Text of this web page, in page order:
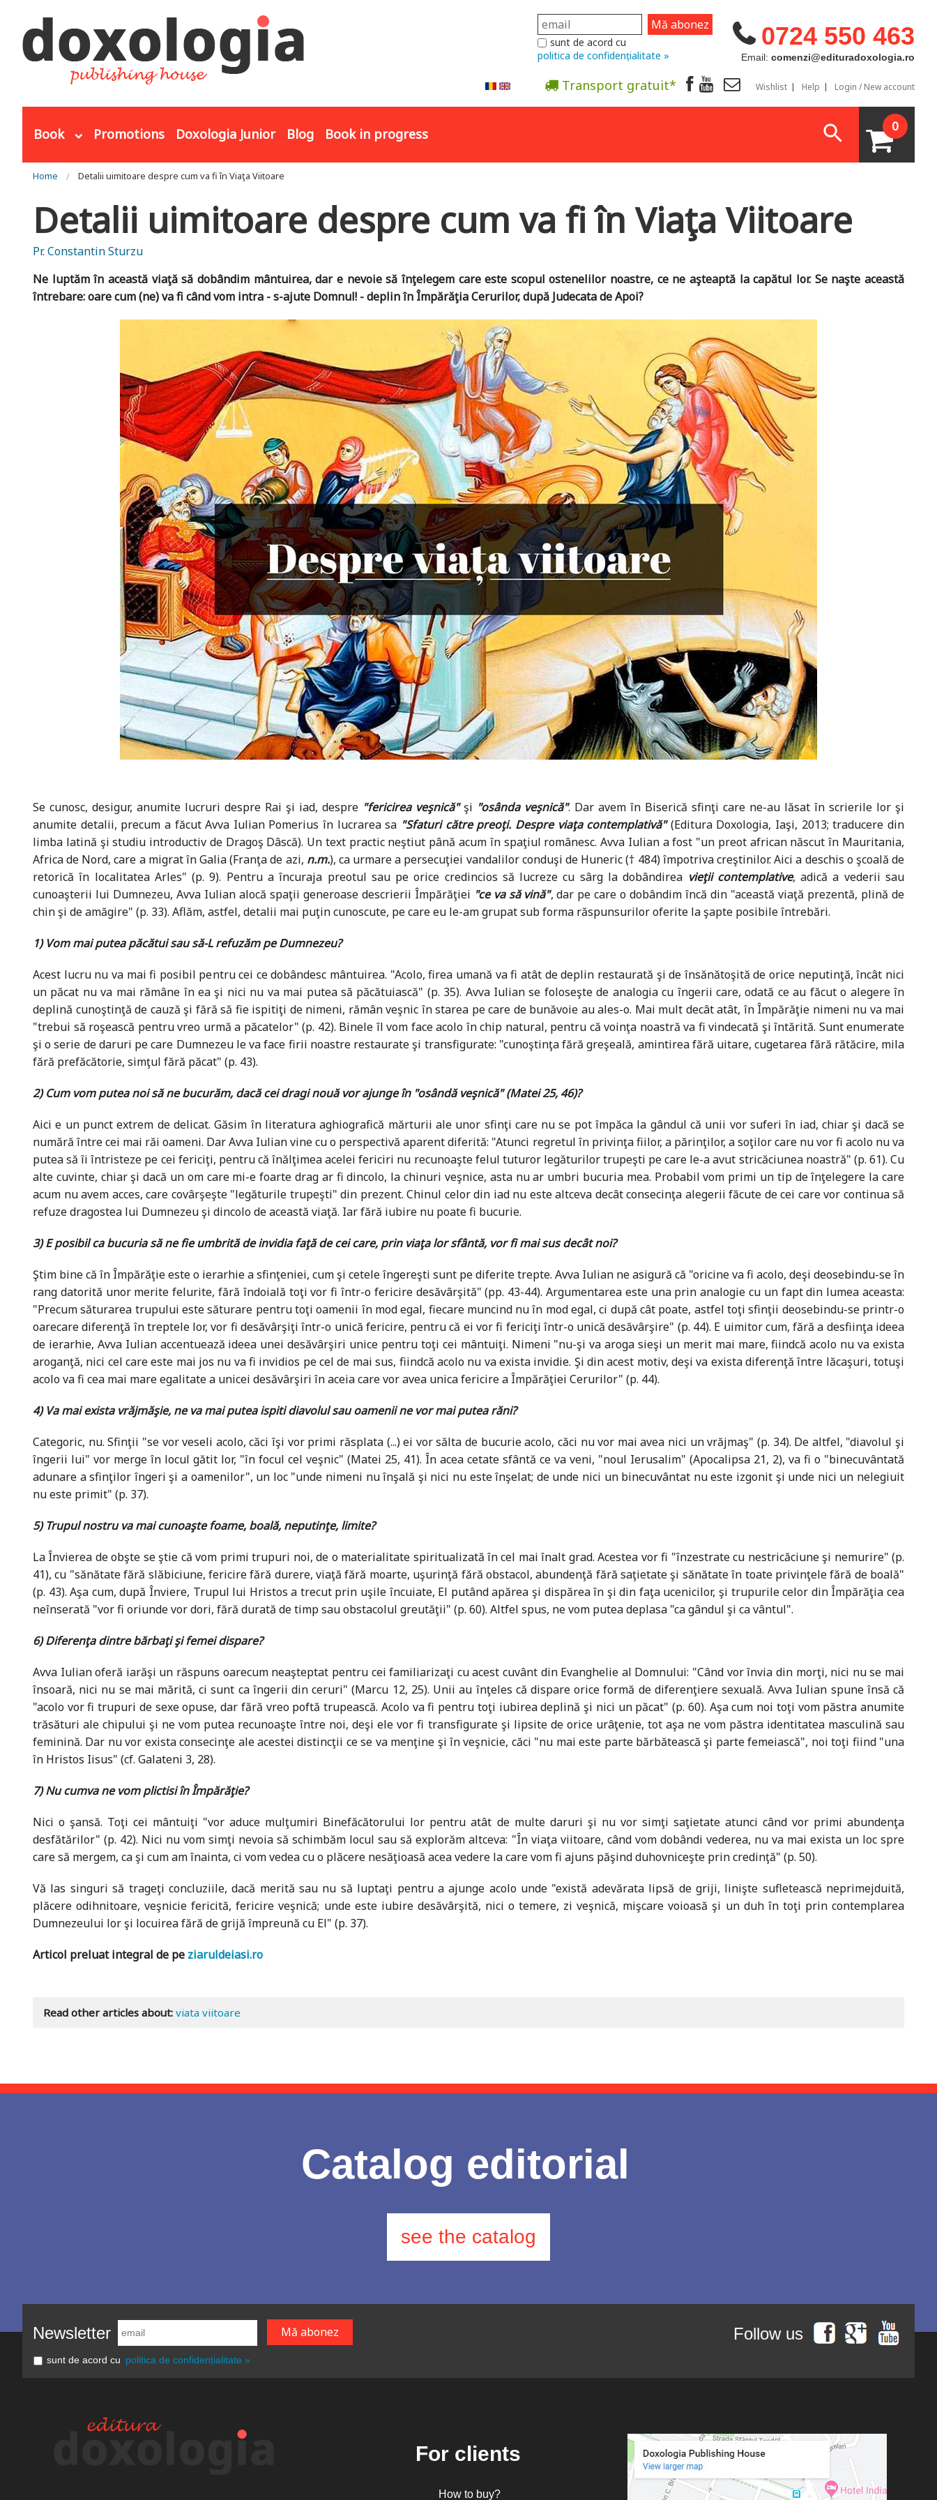
0724 550 463
Email: comenzi@edituradoxologia.ro
sunt de acord cu
politica de confidențialitate »
Transport gratuit* Wishlist Help Login / New account
Book Promotions Doxologia Junior Blog Book in progress 0
You are here
Home Detalii uimitoare despre cum va fi în Viaţa Viitoare
Detalii uimitoare despre cum va fi în Viaţa Viitoare
Pr. Constantin Sturzu
Ne luptăm în această viaţă să dobândim mântuirea, dar e nevoie să înţelegem care este scopul ostenelilor noastre, ce ne aşteaptă la capătul lor. Se naşte această
întrebare: oare cum (ne) va fi când vom intra - s-ajute Domnul! - deplin în Împărăţia Cerurilor, după Judecata de Apoi?
Se cunosc, desigur, anumite lucruri despre Rai şi iad, despre "fericirea veşnică"şi "osânda veşnică". Dar avem în Biserică sfinţi care ne-au lăsat în scrierile lor şi
anumite detalii, precum a făcut Avva Iulian Pomerius în lucrarea sa "Sfaturi către preoţi. Despre viaţa contemplativă"(Editura Doxologia, Iaşi, 2013; traducere din
limba latină şi studiu introductiv de Dragoş Dâscă). Un text practic neştiut până acum în spaţiul românesc. Avva Iulian a fost "un preot african născut în Mauritania,
Africa de Nord, care a migrat în Galia (Franţa de azi, n.m.), ca urmare a persecuţiei vandalilor conduşi de Huneric († 484) împotriva creştinilor. Aici a deschis o şcoală de
retorică în localitatea Arles" (p. 9). Pentru a încuraja preotul sau pe orice credincios să lucreze cu sârg la dobândirea vieţii contemplative, adică a vederii sau
cunoaşterii lui Dumnezeu, Avva Iulian alocă spaţii generoase descrierii Împărăţiei "ce va să vină", dar pe care o dobândim încă din "această viaţă prezentă, plină de
chin şi de amăgire" (p. 33). Aflăm, astfel, detalii mai puţin cunoscute, pe care eu le-am grupat sub forma răspunsurilor oferite la şapte posibile întrebări.
1) Vom mai putea păcătui sau să-L refuzăm pe Dumnezeu?
Acest lucru nu va mai fi posibil pentru cei ce dobândesc mântuirea. "Acolo, firea umană va fi atât de deplin restaurată şi de însănătoşită de orice neputinţă, încât nici
un păcat nu va mai rămâne în ea şi nici nu va mai putea să păcătuiască" (p. 35). Avva Iulian se foloseşte de analogia cu îngerii care, odată ce au făcut o alegere în
deplină cunoştinţă de cauză şi fără să fie ispitiţi de nimeni, rămân veşnic în starea pe care de bunăvoie au ales-o. Mai mult decât atât, în Împărăţie nimeni nu va mai
"trebui să roşească pentru vreo urmă a păcatelor" (p. 42). Binele îl vom face acolo în chip natural, pentru că voinţa noastră va fi vindecată şi întărită. Sunt enumerate
şi o serie de daruri pe care Dumnezeu le va face firii noastre restaurate şi transfigurate: "cunoştinţa fără greşeală, amintirea fără uitare, cugetarea fără rătăcire, mila
fără prefăcătorie, simţul fără păcat" (p. 43).
2) Cum vom putea noi să ne bucurăm, dacă cei dragi nouă vor ajunge în "osândă veşnică" (Matei 25, 46)?
Aici e un punct extrem de delicat. Găsim în literatura aghiografică mărturii ale unor sfinţi care nu se pot împăca la gândul că unii vor suferi în iad, chiar şi dacă se
numără între cei mai răi oameni. Dar Avva Iulian vine cu o perspectivă aparent diferită: "Atunci regretul în privinţa fiilor, a părinţilor, a soţilor care nu vor fi acolo nu va
putea să îi întristeze pe cei fericiţi, pentru că înălţimea acelei fericiri nu recunoaşte felul tuturor legăturilor trupeşti pe care le-a avut stricăciunea noastră" (p. 61). Cu
alte cuvinte, chiar şi dacă un om care mi-e foarte drag ar fi dincolo, la chinuri veşnice, asta nu ar umbri bucuria mea. Probabil vom primi un tip de înţelegere la care
acum nu avem acces, care covârşeşte "legăturile trupeşti" din prezent. Chinul celor din iad nu este altceva decât consecinţa alegerii făcute de cei care vor continua să
refuze dragostea lui Dumnezeu şi dincolo de această viaţă. Iar fără iubire nu poate fi bucurie.
3) E posibil ca bucuria să ne fie umbrită de invidia faţă de cei care, prin viaţa lor sfântă, vor fi mai sus decât noi?
Ştim bine că în Împărăţie este o ierarhie a sfinţeniei, cum şi cetele îngereşti sunt pe diferite trepte. Avva Iulian ne asigură că "oricine va fi acolo, deşi deosebindu-se în
rang datorită unor merite felurite, fără îndoială toţi vor fi într-o fericire desăvârşită" (pp. 43-44). Argumentarea este una prin analogie cu un fapt din lumea aceasta:
"Precum săturarea trupului este săturare pentru toţi oamenii în mod egal, fiecare muncind nu în mod egal, ci după cât poate, astfel toţi sfinţii deosebindu-se printr-o
oarecare diferenţă în treptele lor, vor fi desăvârşiţi într-o unică fericire, pentru că ei vor fi fericiţi într-o unică desăvârşire" (p. 44). E uimitor cum, fără a desfiinţa ideea
de ierarhie, Avva Iulian accentuează ideea unei desăvârşiri unice pentru toţi cei mântuiţi. Nimeni "nu-şi va aroga sieşi un merit mai mare, fiindcă acolo nu va exista
aroganţă, nici cel care este mai jos nu va fi invidios pe cel de mai sus, fiindcă acolo nu va exista invidie. Şi din acest motiv, deşi va exista diferenţă între lăcaşuri, totuşi
acolo va fi cea mai mare egalitate a unicei desăvârşiri în aceia care vor avea unica fericire a Împărăţiei Cerurilor" (p. 44).
4) Va mai exista vrăjmăşie, ne va mai putea ispiti diavolul sau oamenii ne vor mai putea răni?
Categoric, nu. Sfinţii "se vor veseli acolo, căci îşi vor primi răsplata (...) ei vor sălta de bucurie acolo, căci nu vor mai avea nici un vrăjmaş" (p. 34). De altfel, "diavolul şi
îngerii lui" vor merge în locul gătit lor, "în focul cel veşnic" (Matei 25, 41). În acea cetate sfântă ce va veni, "noul Ierusalim" (Apocalipsa 21, 2), va fi o "binecuvântată
adunare a sfinţilor îngeri şi a oamenilor", un loc "unde nimeni nu înşală şi nici nu este înşelat; de unde nici un binecuvântat nu este izgonit şi unde nici un nelegiuit
nu este primit" (p. 37).
5) Trupul nostru va mai cunoaşte foame, boală, neputinţe, limite?
La Învierea de obşte se ştie că vom primi trupuri noi, de o materialitate spiritualizată în cel mai înalt grad. Acestea vor fi "înzestrate cu nestricăciune şi nemurire" (p.
41), cu "sănătate fără slăbiciune, fericire fără durere, viaţă fără moarte, uşurinţă fără obstacol, abundenţă fără saţietate şi sănătate în toate privinţele fără de boală"
(p. 43). Aşa cum, după Înviere, Trupul lui Hristos a trecut prin uşile încuiate, El putând apărea şi dispărea în şi din faţa ucenicilor, şi trupurile celor din Împărăţia cea
neînserată "vor fi oriunde vor dori, fără durată de timp sau obstacolul greutăţii" (p. 60). Altfel spus, ne vom putea deplasa "ca gândul şi ca vântul".
6) Diferenţa dintre bărbaţi şi femei dispare?
Avva Iulian oferă iarăşi un răspuns oarecum neaşteptat pentru cei familiarizaţi cu acest cuvânt din Evanghelie al Domnului: "Când vor învia din morţi, nici nu se mai
însoară, nici nu se mai mărită, ci sunt ca îngerii din ceruri" (Marcu 12, 25). Unii au înţeles că dispare orice formă de diferenţiere sexuală. Avva Iulian spune însă că
"acolo vor fi trupuri de sexe opuse, dar fără vreo poftă trupească. Acolo va fi pentru toţi iubirea deplină şi nici un păcat" (p. 60). Aşa cum noi toţi vom păstra anumite
trăsături ale chipului şi ne vom putea recunoaşte între noi, deşi ele vor fi transfigurate şi lipsite de orice urâţenie, tot aşa ne vom păstra identitatea masculină sau
feminină. Dar nu vor exista consecinţe ale acestei distincţii ce se va menţine şi în veşnicie, căci "nu mai este parte bărbătească şi parte femeiască", noi toţi fiind "una
în Hristos Iisus" (cf. Galateni 3, 28).
7) Nu cumva ne vom plictisi în Împărăţie?
Nici o şansă. Toţi cei mântuiţi "vor aduce mulţumiri Binefăcătorului lor pentru atât de multe daruri şi nu vor simţi saţietate atunci când vor primi abundenţa
desfătărilor" (p. 42). Nici nu vom simţi nevoia să schimbăm locul sau să explorăm altceva: "În viaţa viitoare, când vom dobândi vederea, nu va mai exista un loc spre
care să mergem, ca şi cum am înainta, ci vom vedea cu o plăcere nesăţioasă acea vedere la care vom fi ajuns păşind duhovniceşte prin credinţă" (p. 50).
Vă las singuri să trageţi concluziile, dacă merită sau nu să luptaţi pentru a ajunge acolo unde "există adevărata lipsă de griji, linişte sufletească neprimejduită,
plăcere odihnitoare, veşnicie fericită, fericire veşnică; unde este iubire desăvârşită, nici o temere, zi veşnică, mişcare voioasă şi un duh în toţi prin contemplarea
Dumnezeului lor şi locuirea fără de grijă împreună cu El" (p. 37).
Articol preluat integral de pe ziaruldeiasi.ro
Read other articles about: viata viitoare
Catalog editorial
see the catalog
Newsletter
sunt de acord cu politica de confidențialitate »
Follow us
For clients
How to buy?